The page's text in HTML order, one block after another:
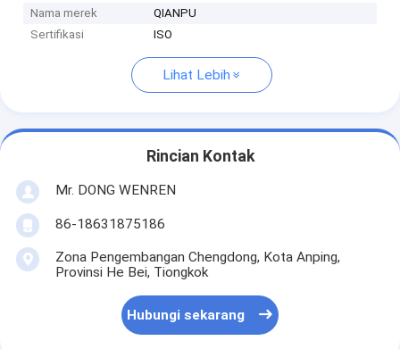
Nama merek
QIANPU
Sertifikasi
ISO
Lihat Lebih
Rincian Kontak
Mr. DONG WENREN
86-18631875186
Zona Pengembangan Chengdong, Kota Anping,
Provinsi He Bei, Tiongkok
Hubungi sekarang